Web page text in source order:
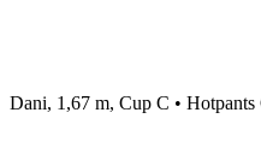
Dani, 1,67 m, Cup C • Hotpants